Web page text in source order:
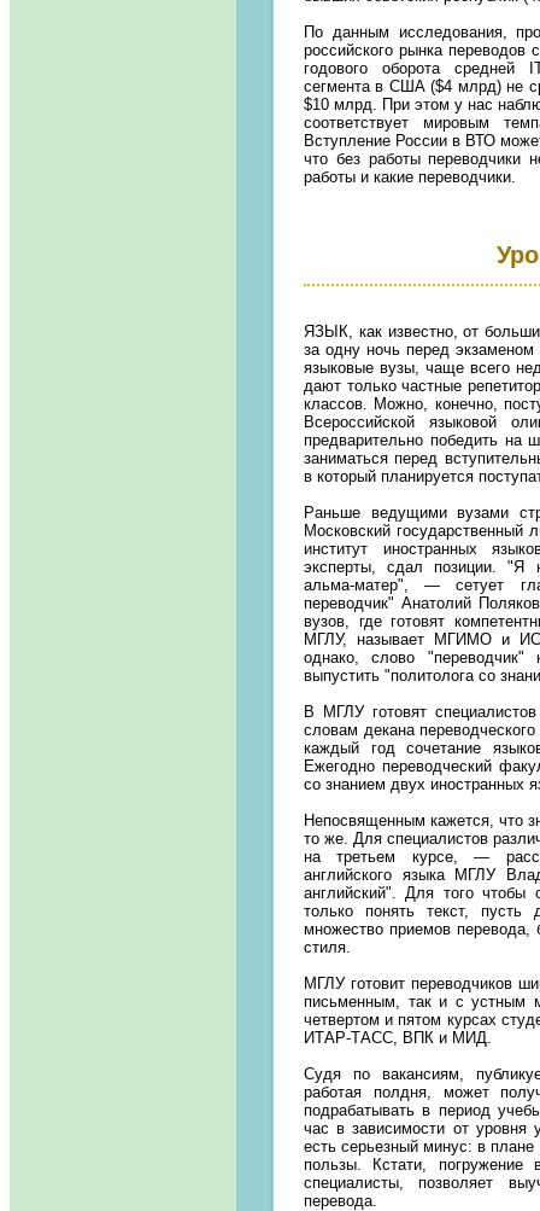
По данным исследования,
российского рынка
годового оборота средней
сегмента в США ($4 млрд) не
$10 млрд. При этом у нас
соответствует мировым
Вступление России в ВТО
что без работы переводчики
работы и какие переводчики.
ЯЗЫК, как известно, от
за одну ночь перед
языковые вузы, чаще всего
дают только частные
классов. Можно, конечно,
Всероссийской языковой
предварительно победить на
заниматься перед
в который планируется
Раньше ведущими вузами
Московский государственный
институт иностранных
эксперты, сдал позиции. "Я
альма-матер", — сетует
переводчик" Анатолий
вузов, где готовят
МГЛУ, называет МГИМО и
однако, слово
выпустить "политолога со
В МГЛУ готовят
словам декана
каждый год сочетание
Ежегодно переводческий
со знанием двух иностранных
Непосвященным кажется, что
то же. Для специалистов
на третьем курсе, —
английского языка МГЛУ
английский". Для того чтобы
только понять текст,
множество приемов перевода,
стиля.
МГЛУ готовит переводчиков
письменным, так и с устным
четвертом и пятом курсах
ИТАР-ТАСС, ВПК и МИД.
Судя по вакансиям,
работая полдня, может
подрабатывать в период
час в зависимости от уровня
есть серьезный минус: в
пользы. Кстати, погружение
специалисты, позволяет
перевода.